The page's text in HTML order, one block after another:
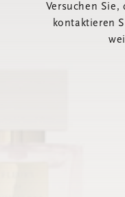
Versuchen
kontaktieren